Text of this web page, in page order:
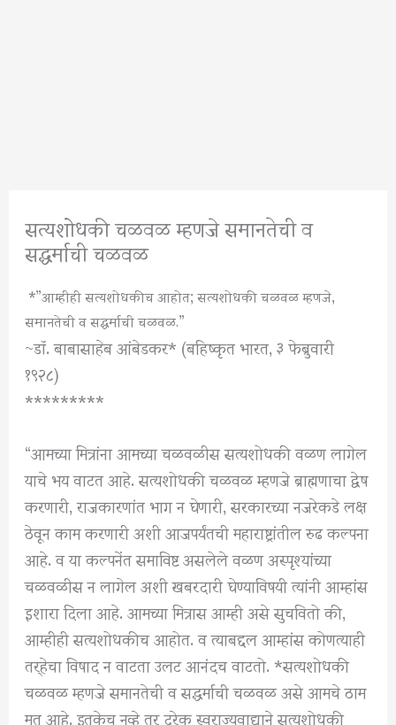
सत्यशोधकी चळवळ म्हणजे समानतेची व
सद्धर्माची चळवळ
*”आम्हीही सत्यशोधकीच आहोत; सत्यशोधकी चळवळ म्हणजे,
समानतेची व सद्धर्माची चळवळ.”
~डॉ. बाबासाहेब आंबेडकर* (बहिष्कृत भारत, ३ फेब्रुवारी
१९२८)
*********
“आमच्या मित्रांना आमच्या चळवळीस सत्यशोधकी वळण लागेल
याचे भय वाटत आहे. सत्यशोधकी चळवळ म्हणजे ब्राह्मणाचा द्वेष
करणारी, राजकारणांत भाग न घेणारी, सरकारच्या नजरेकडे लक्ष
ठेवून काम करणारी अशी आजपर्यंतची महाराष्ट्रांतील रुढ कल्पना
आहे. व या कल्पनेंत समाविष्ट असलेले वळण अस्पृश्यांच्या
चळवळीस न लागेल अशी खबरदारी घेण्याविषयी त्यांनी आम्हांस
इशारा दिला आहे. आमच्या मित्रास आम्ही असे सुचवितो की,
आम्हीही सत्यशोधकीच आहोत. व त्याबद्दल आम्हांस कोणत्याही
तर्‍हेचा विषाद न वाटता उलट आनंदच वाटतो. *सत्यशोधकी
चळवळ म्हणजे समानतेची व सद्धर्माची चळवळ असे आमचे ठाम